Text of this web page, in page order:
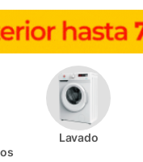
Lavado